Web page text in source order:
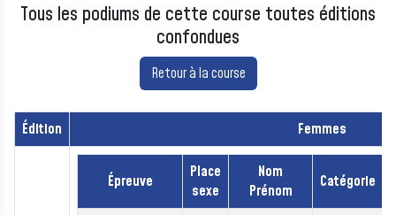
Tous les podiums de cette course toutes éditions
confondues
Retour à la course
Édition Femmes
Épreuve
Place
sexe
Nom
Prénom
Catégorie